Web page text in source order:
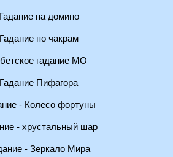
Гадание на домино
Гадание по чакрам
гадание МО
Гадание Пифагора
- Колесо фортуны
- хрустальный шар
- Зеркало Мира